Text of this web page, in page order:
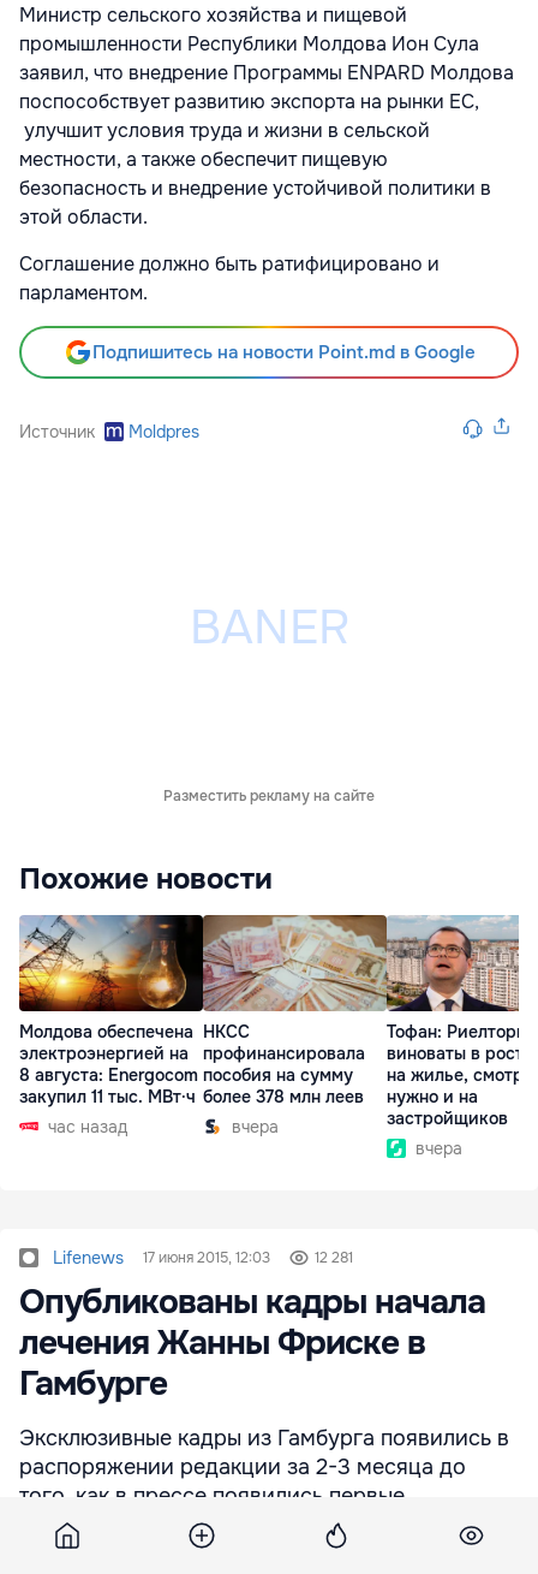
Министр сельского хозяйства и пищевой
промышленности Республики Молдова Ион Сула
заявил, что внедрение Программы ENPARD Молдова
поспособствует развитию экспорта на рынки ЕС,
улучшит условия труда и жизни в сельской
местности, а также обеспечит пищевую
безопасность и внедрение устойчивой политики в
этой области.
Соглашение должно быть ратифицировано и
парламентом.
Подпишитесь на новости Point.md в Google
Источник Moldpres
Разместить рекламу на сайте
Похожие новости
Молдова обеспечена
электроэнергией на
8 августа: Energocom
закупил 11 тыс. МВт·ч
час назад
НКСС
профинансировала
пособия на сумму
более 378 млн леев
вчера
Тофан: Риелторы
виноваты в росте
на жилье,
нужно и на
застройщиков
вчера
Lifenews 17 июня 2015, 12:03 12 281
Опубликованы кадры начала
лечения Жанны Фриске в
Гамбурге
Эксклюзивные кадры из Гамбурга появились в
распоряжении редакции за 2-3 месяца до
того, как в прессе появились первые
сообщения о болезни Жанны Фриске.